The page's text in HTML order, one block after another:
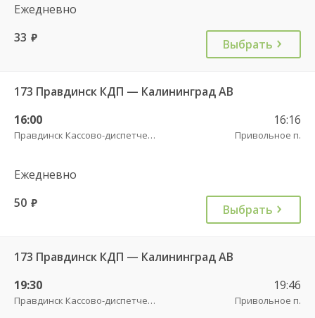
Ежедневно
33 руб. Выбрать
173 Правдинск КДП — Калининград АВ
16:00
Правдинск Кассово-диспетчерский пункт
16:16
Привольное п.
Ежедневно
50 руб. Выбрать
173 Правдинск КДП — Калининград АВ
19:30
Правдинск Кассово-диспетчерский пункт
19:46
Привольное п.